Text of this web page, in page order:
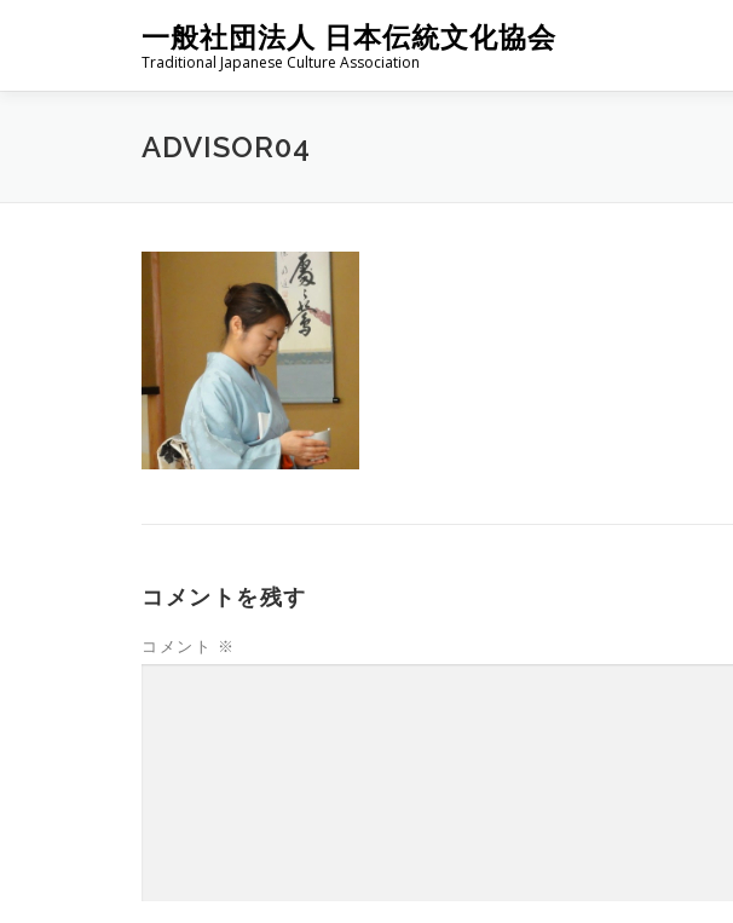
ン
一般社団法人 日本伝統文化協会
Traditional Japanese Culture Association
ADVISOR04
コメントを残す
コメント ※